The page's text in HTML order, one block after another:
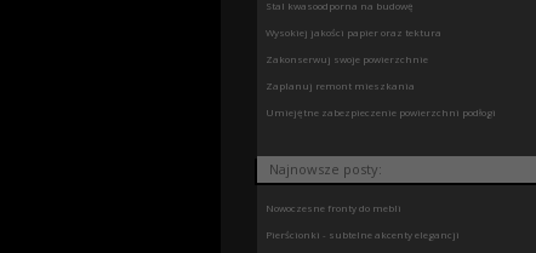
Stal kwasoodporna na budowę
Wysokiej jakości papier oraz tektura
Zakonserwuj swoje powierzchnie
Zaplanuj remont mieszkania
Umiejętne zabezpieczenie powierzchni podłogi
Najnowsze posty:
Nowoczesne fronty do mebli
Pierścionki - subtelne akcenty elegancji